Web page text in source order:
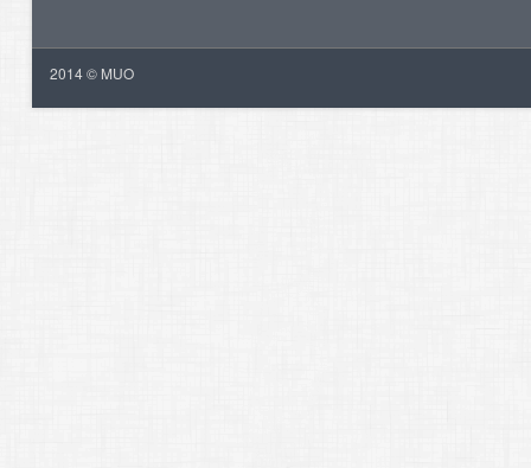
2014 © MUO